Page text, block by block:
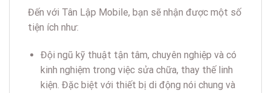
Đến với Tân Lập Mobile, bạn sẽ nhận được một số
tiện ích như:
Đội ngũ kỹ thuật tận tâm, chuyên nghiệp và có
kinh nghiệm trong việc sửa chữa, thay thế linh
kiện. Đặc biệt với thiết bị di động nói chung và